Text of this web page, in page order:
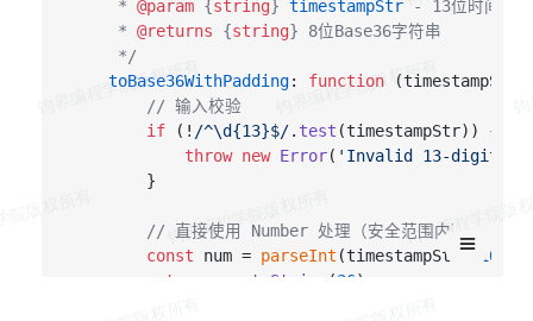
     *
@param {string} timestampStr - 13位时间戳字
     *
@returns {string} 8位Base36字符串
     */
toBase36WithPadding: function (timestampStr
// 输入校验
if (! /^\d{13}$/. test (timestampStr)) {
throw new Error( 'Invalid 13-digit
        }
// 直接使用 Number 处理（安全范围内）
const num = parseInt (timestampStr, 10
return
toString (36)